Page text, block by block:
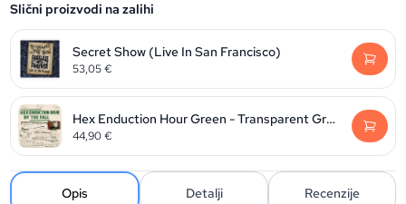
Slični proizvodi na zalihi
Secret Show (Live In San Francisco)
53,05€
Hex Enduction Hour Green - Transparent Green Vinyl edition
44,90€
Opis Detalji Recenzije